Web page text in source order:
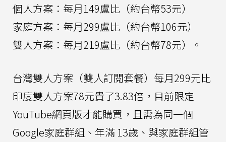
個人方案：每月149盧比（約台幣53元）
家庭方案：每月299盧比（約台幣106元）
雙人方案：每月219盧比（約台幣78元）。
台灣雙人方案（雙人訂閱套餐）每月299元比
印度雙人方案78元貴了3.83倍，目前限定
YouTube網頁版才能購買，且需為同一個
Google家庭群組、年滿 13歲、與家庭群組管